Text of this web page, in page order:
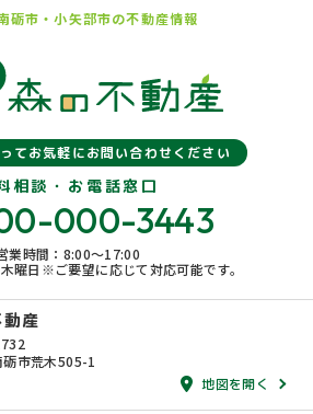
砺市・小矢部市の不動産情報
てお気軽にお問い合わせください
相談・お電話窓口
000-3443
業時間：8:00〜17:00
曜日※ご要望に応じて対応可能です。
産
砺市荒木505-1
地図を開く